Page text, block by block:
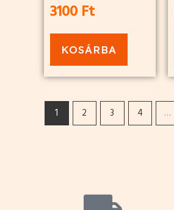
3100 Ft
KOSÁRBA
1 2 3 4 …